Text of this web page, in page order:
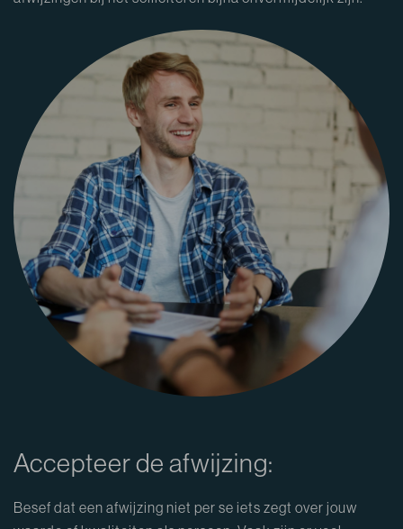
Accepteer de afwijzing:
Besef dat een afwijzing niet per se iets zegt over jouw